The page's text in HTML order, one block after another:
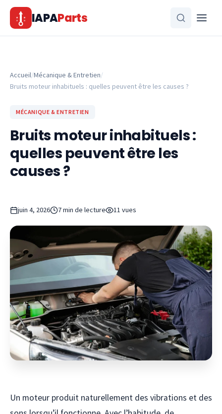
Aller au contenu
IAPAParts
Accueil/Mécanique & Entretien/
Bruits moteur inhabituels : quelles peuvent être les causes ?
MÉCANIQUE & ENTRETIEN
Bruits moteur inhabituels :
quelles peuvent être les
causes ?
juin 4, 2026 7 min de lecture 11 vues
Un moteur produit naturellement des vibrations et des